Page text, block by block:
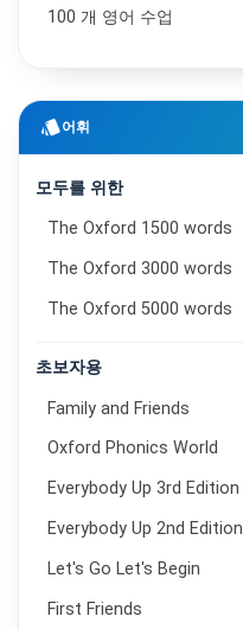
100 개 영어 수업
style어휘
모두를 위한
The Oxford 1500 words
The Oxford 3000 words
The Oxford 5000 words
초보자용
Family and Friends
Oxford Phonics World
Everybody Up 3rd Edition
Everybody Up 2nd Edition
Let's Go Let's Begin
First Friends